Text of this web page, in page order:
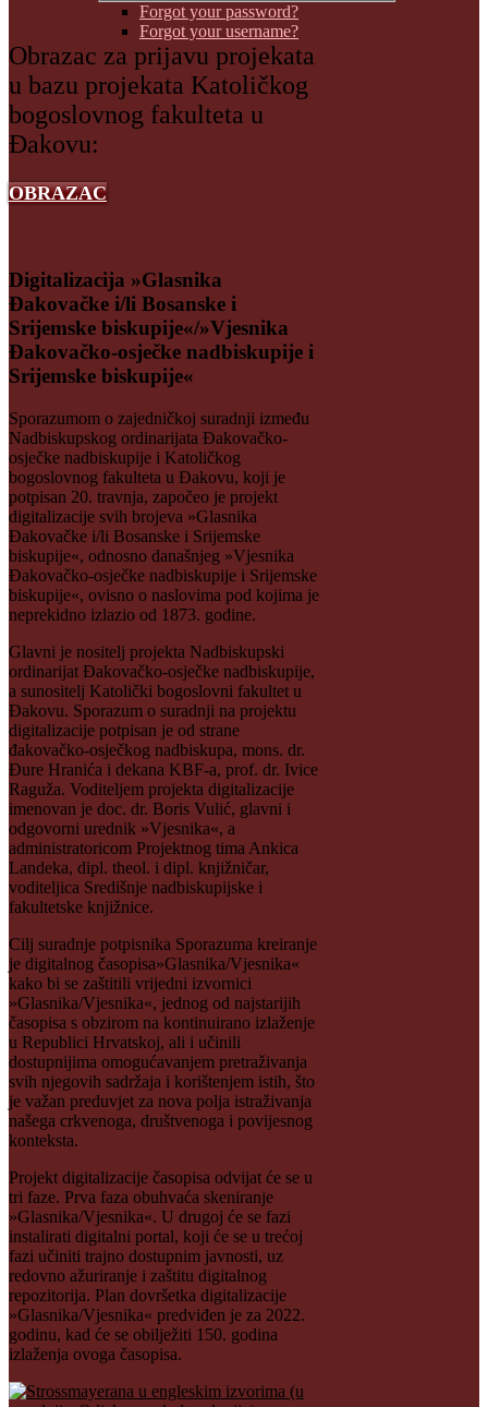
Forgot your password?
Forgot your username?
Obrazac za prijavu projekata
u bazu projekata Katoličkog
bogoslovnog fakulteta u
Đakovu:
OBRAZAC
Digitalizacija »Glasnika
Đakovačke i/li Bosanske i
Srijemske biskupije«/»Vjesnika
Đakovačko-osječke nadbiskupije i
Srijemske biskupije«
Sporazumom o zajedničkoj suradnji između
Nadbiskupskog ordinarijata Đakovačko-
osječke nadbiskupije i Katoličkog
bogoslovnog fakulteta u Đakovu, koji je
potpisan 20. travnja, započeo je projekt
digitalizacije svih brojeva »Glasnika
Đakovačke i/li Bosanske i Srijemske
biskupije«, odnosno današnjeg »Vjesnika
Đakovačko-osječke nadbiskupije i Srijemske
biskupije«, ovisno o naslovima pod kojima je
neprekidno izlazio od 1873. godine.
Glavni je nositelj projekta Nadbiskupski
ordinarijat Đakovačko-osječke nadbiskupije,
a sunositelj Katolički bogoslovni fakultet u
Đakovu. Sporazum o suradnji na projektu
digitalizacije potpisan je od strane
đakovačko-osječkog nadbiskupa, mons. dr.
Đure Hranića i dekana KBF-a, prof. dr. Ivice
Raguža. Voditeljem projekta digitalizacije
imenovan je doc. dr. Boris Vulić, glavni i
odgovorni urednik »Vjesnika«, a
administratoricom Projektnog tima Ankica
Landeka, dipl. theol. i dipl. knjižničar,
voditeljica Središnje nadbiskupijske i
fakultetske knjižnice.
Cilj suradnje potpisnika Sporazuma kreiranje
je digitalnog časopisa»Glasnika/Vjesnika«
kako bi se zaštitili vrijedni izvornici
»Glasnika/Vjesnika«, jednog od najstarijih
časopisa s obzirom na kontinuirano izlaženje
u Republici Hrvatskoj, ali i učinili
dostupnijima omogućavanjem pretraživanja
svih njegovih sadržaja i korištenjem istih, što
je važan preduvjet za nova polja istraživanja
našega crkvenoga, društvenoga i povijesnog
konteksta.
Projekt digitalizacije časopisa odvijat će se u
tri faze. Prva faza obuhvaća skeniranje
»Glasnika/Vjesnika«. U drugoj će se fazi
instalirati digitalni portal, koji će se u trećoj
fazi učiniti trajno dostupnim javnosti, uz
redovno ažuriranje i zaštitu digitalnog
repozitorija. Plan dovršetka digitalizacije
»Glasnika/Vjesnika« predviđen je za 2022.
godinu, kad će se obilježiti 150. godina
izlaženja ovoga časopisa.